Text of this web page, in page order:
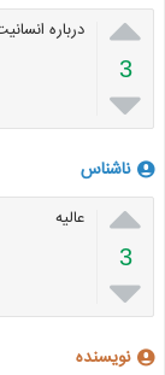

3

درباره
ناشناس

3

عالیه
نویسنده